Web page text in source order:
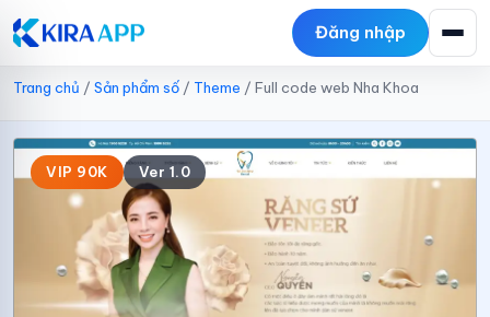
Đăng nhập
Trang chủ / Sản phẩm số / Theme / Full code web Nha Khoa
VIP 90K Ver 1.0